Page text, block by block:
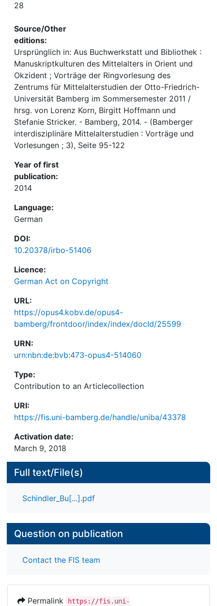
28
Source/Other
editions:
Ursprünglich in: Aus Buchwerkstatt und Bibliothek :
Manuskriptkulturen des Mittelalters in Orient und
Okzident ; Vorträge der Ringvorlesung des
Zentrums für Mittelalterstudien der Otto-Friedrich-
Universität Bamberg im Sommersemester 2011 /
hrsg. von Lorenz Korn, Birgitt Hoffmann und
Stefanie Stricker. - Bamberg, 2014. - (Bamberger
interdisziplinäre Mittelalterstudien : Vorträge und
Vorlesungen ; 3), Seite 95-122
Year of first
publication:
2014
Language:
German
DOI:
10.20378/irbo-51406
Licence:
German Act on Copyright
URL:
https://opus4.kobv.de/opus4-
bamberg/frontdoor/index/index/docId/25599
URN:
urn:nbn:de:bvb:473-opus4-514060
Type:
Contribution to an Articlecollection
URI:
https://fis.uni-bamberg.de/handle/uniba/43378
Activation date:
March 9, 2018
Full text/File(s)
Schindler_Bu[...].pdf
Question on publication
Contact the FIS team
Permalink
https://fis.uni-